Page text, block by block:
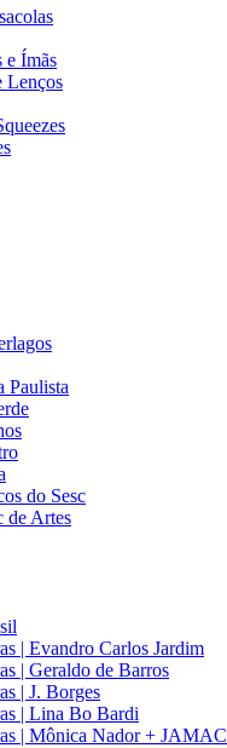
e Ímãs
Lenços
Paulista
do Sesc
de Artes
| Evandro Carlos Jardim
| Geraldo de Barros
| J. Borges
| Lina Bo Bardi
| Mônica Nador + JAMAC